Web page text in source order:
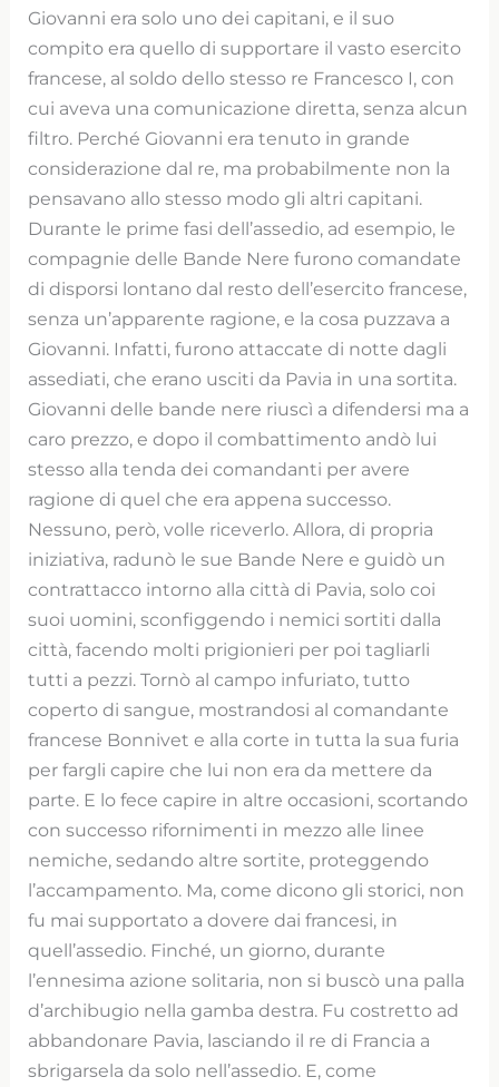
Giovanni era solo uno dei capitani, e il suo
compito era quello di supportare il vasto esercito
francese, al soldo dello stesso re Francesco I, con
cui aveva una comunicazione diretta, senza alcun
filtro. Perché Giovanni era tenuto in grande
considerazione dal re, ma probabilmente non la
pensavano allo stesso modo gli altri capitani.
Durante le prime fasi dell’assedio, ad esempio, le
compagnie delle Bande Nere furono comandate
di disporsi lontano dal resto dell’esercito francese,
senza un’apparente ragione, e la cosa puzzava a
Giovanni. Infatti, furono attaccate di notte dagli
assediati, che erano usciti da Pavia in una sortita.
Giovanni delle bande nere riuscì a difendersi ma a
caro prezzo, e dopo il combattimento andò lui
stesso alla tenda dei comandanti per avere
ragione di quel che era appena successo.
Nessuno, però, volle riceverlo. Allora, di propria
iniziativa, radunò le sue Bande Nere e guidò un
contrattacco intorno alla città di Pavia, solo coi
suoi uomini, sconfiggendo i nemici sortiti dalla
città, facendo molti prigionieri per poi tagliarli
tutti a pezzi. Tornò al campo infuriato, tutto
coperto di sangue, mostrandosi al comandante
francese Bonnivet e alla corte in tutta la sua furia
per fargli capire che lui non era da mettere da
parte. E lo fece capire in altre occasioni, scortando
con successo rifornimenti in mezzo alle linee
nemiche, sedando altre sortite, proteggendo
l’accampamento. Ma, come dicono gli storici, non
fu mai supportato a dovere dai francesi, in
quell’assedio. Finché, un giorno, durante
l’ennesima azione solitaria, non si buscò una palla
d’archibugio nella gamba destra. Fu costretto ad
abbandonare Pavia, lasciando il re di Francia a
sbrigarsela da solo nell’assedio. E, come